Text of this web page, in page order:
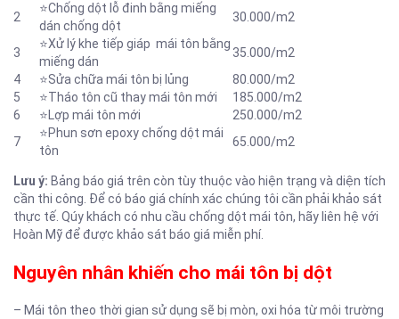
2
⭐Chống dột lỗ đinh bằng miếng
dán chống dột
30.000/m2
3
⭐Xử lý khe tiếp giáp mái tôn bằng
miếng dán
35.000/m2
4
⭐Sửa chữa mái tôn bị lủng
80.000/m2
5
⭐Tháo tôn cũ thay mái tôn mới
185.000/m2
6
⭐Lợp mái tôn mới
250.000/m2
7
⭐Phun sơn epoxy chống dột mái
tôn
65.000/m2
Lưu ý: Bảng báo giá trên còn tùy thuộc vào hiện trạng và diện tích
cần thi công. Để có báo giá chính xác chúng tôi cần phải khảo sát
thực tế. Qúy khách có nhu cầu chống dột mái tôn, hãy liên hệ với
Hoàn Mỹ để được khảo sát báo giá miễn phí.
Nguyên nhân khiến cho mái tôn bị dột
– Mái tôn theo thời gian sử dụng sẽ bị mòn, oxi hóa từ môi trường